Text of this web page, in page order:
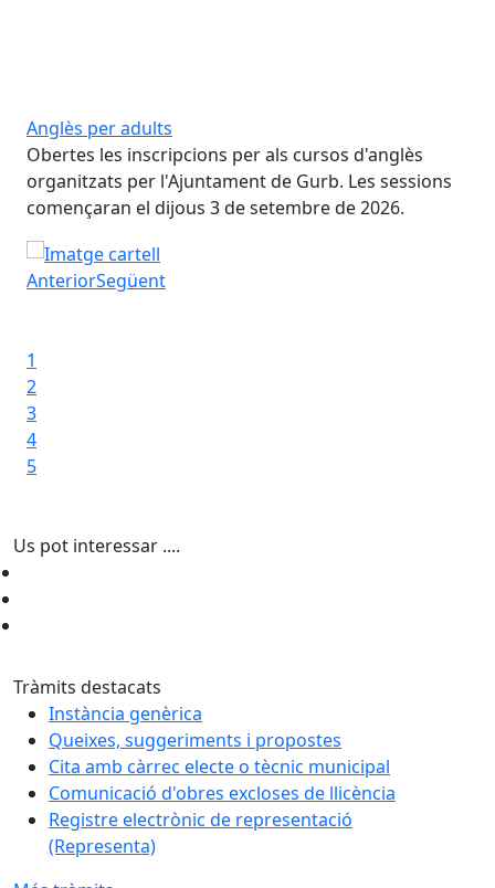
Anglès per adults
Obertes les inscripcions per als cursos d'anglès
organitzats per l'Ajuntament de Gurb. Les sessions
començaran el dijous 3 de setembre de 2026.
Anglès per adults
AnteriorSegüent
1
2
3
4
5
Us pot interessar ....
Tràmits destacats
Instància genèrica
Queixes, suggeriments i propostes
Cita amb càrrec electe o tècnic municipal
Comunicació d'obres excloses de llicència
Registre electrònic de representació
(Representa)